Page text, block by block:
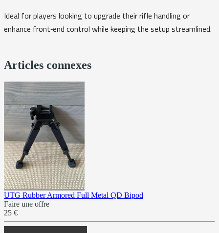
Ideal for players looking to upgrade their rifle handling or
enhance front‑end control while keeping the setup streamlined.
Articles connexes
UTG Rubber Armored Full Metal QD Bipod
Faire une offre
25 €